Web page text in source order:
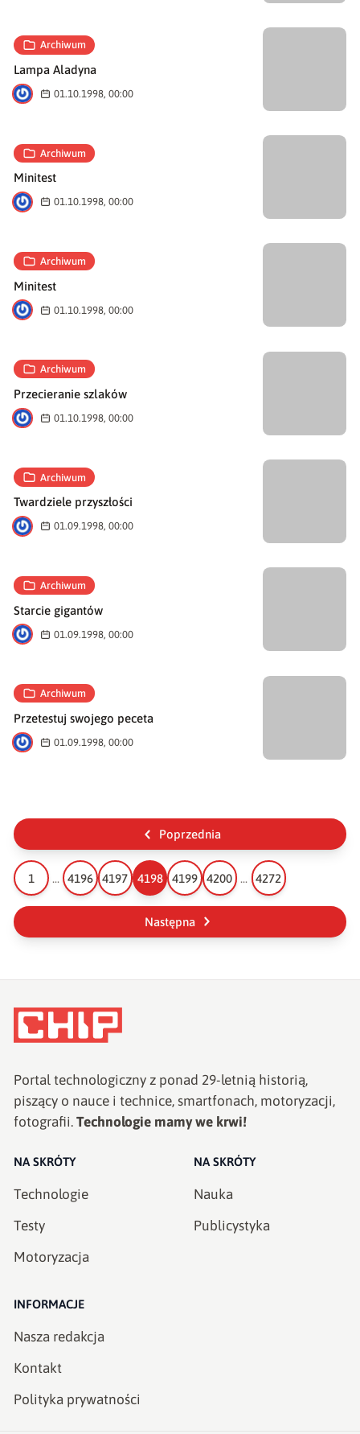
Archiwum
Lampa Aladyna
A
01.10.1998, 00:00
Archiwum
Minitest
A
01.10.1998, 00:00
Archiwum
Minitest
A
01.10.1998, 00:00
Archiwum
Przecieranie szlaków
A
01.10.1998, 00:00
Archiwum
Twardziele przyszłości
A
01.09.1998, 00:00
Archiwum
Starcie gigantów
A
01.09.1998, 00:00
Archiwum
Przetestuj swojego peceta
A
01.09.1998, 00:00
Poprzednia
1 ... 4196 4197 4198 4199 4200 ... 4272
Następna
Portal technologiczny z ponad 29-letnią historią,
piszący o nauce i technice, smartfonach, motoryzacji,
fotografii. Technologie mamy we krwi!
NA SKRÓTY
Technologie
Testy
Motoryzacja
NA SKRÓTY
Nauka
Publicystyka
INFORMACJE
Nasza redakcja
Kontakt
Polityka prywatności